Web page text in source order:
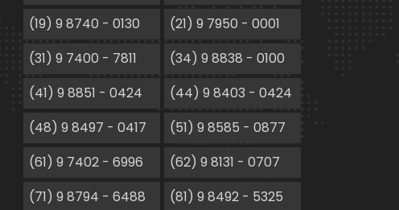
(19) 9 8740 - 0130
(21) 9 7950 - 0001
(31) 9 7400 - 7811
(34) 9 8838 - 0100
(41) 9 8851 - 0424
(44) 9 8403 - 0424
(48) 9 8497 - 0417
(51) 9 8585 - 0877
(61) 9 7402 - 6996
(62) 9 8131 - 0707
(71) 9 8794 - 6488
(81) 9 8492 - 5325